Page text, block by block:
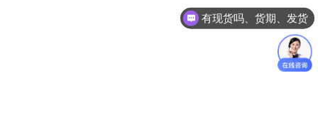
有现货吗、货期、发货